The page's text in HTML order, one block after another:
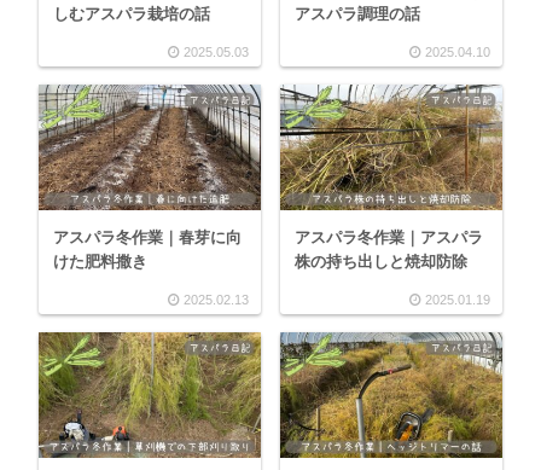
しむアスパラ栽培の話
2025.05.03
アスパラ調理の話
2025.04.10
アスパラ冬作業｜春芽に向
けた肥料撒き
2025.02.13
アスパラ冬作業｜アスパラ
株の持ち出しと焼却防除
2025.01.19